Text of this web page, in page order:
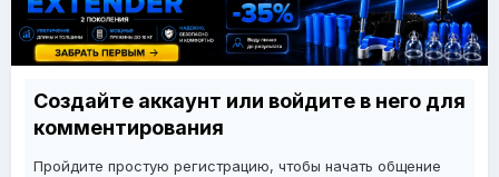
Создайте аккаунт или войдите в него для
комментирования
Пройдите простую регистрацию, чтобы начать общение